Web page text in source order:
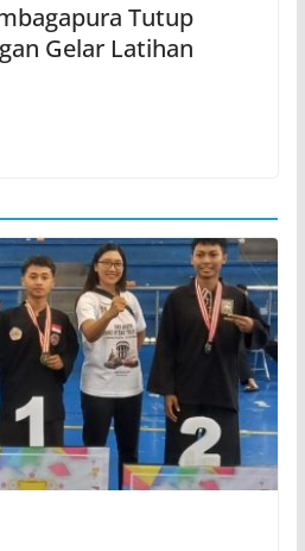
Tutup
Gelar Latihan